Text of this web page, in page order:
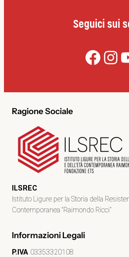
Seguici sui
Facebook InstagramYouTube
Ragione Sociale
ILSREC
Istituto Ligure per la Storia della
Contemporanea “Raimondo Ricci”
Informazioni Legali
P.IVA 03353320108